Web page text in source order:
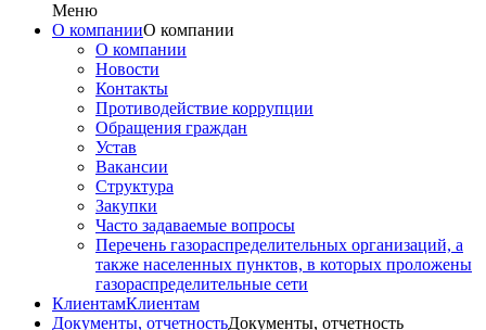
Меню
О компанииО компании
О компании
Новости
Контакты
Противодействие коррупции
Обращения граждан
Устав
Вакансии
Структура
Закупки
Часто задаваемые вопросы
Перечень газораспределительных организаций, а
также населенных пунктов, в которых проложены
газораспределительные сети
КлиентамКлиентам
Документы, отчетностьДокументы, отчетность